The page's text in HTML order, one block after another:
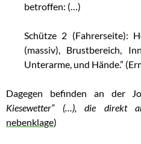
betroffen: (…)
Schütze 2 (Fahrerseite):
(massiv), Brustbereich,
Unterarme, und Hände.”
Dagegen befinden an der
Kiesewetter” (…), die direkt
nebenklage)